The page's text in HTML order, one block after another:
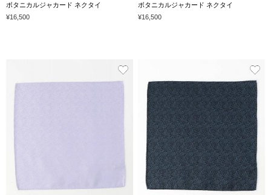
ボタニカルジャカード ネクタイ
¥16,500
ボタニカルジャカード ネクタイ
¥16,500